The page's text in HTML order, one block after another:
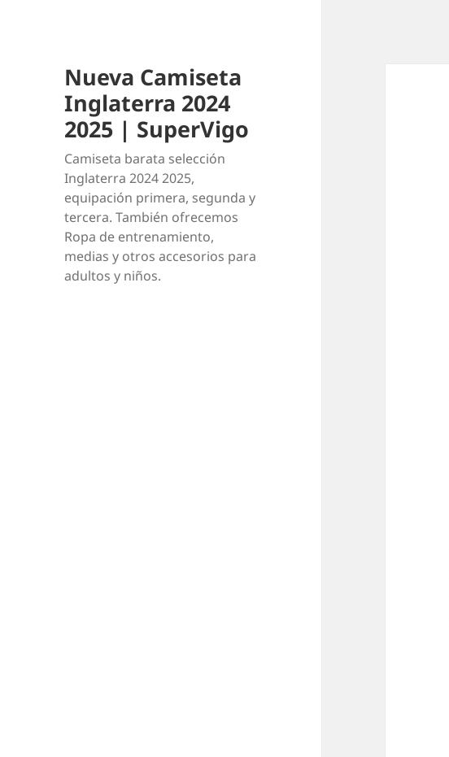
Nueva Camiseta
Inglaterra 2024
2025 | SuperVigo
Camiseta barata selección
Inglaterra 2024 2025,
equipación primera, segunda y
tercera. También ofrecemos
Ropa de entrenamiento,
medias y otros accesorios para
adultos y niños.